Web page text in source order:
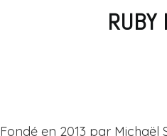
RUBY
Fondé en 2013 par